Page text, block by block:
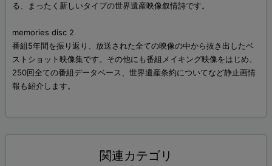
る、まったく新しいタイプの世界遺産映像叙情詩です。
memories disc 2
番組5年間を振り返り、放送された全ての映像の中から抜き出したベ
ストショット映像集です。その他にも番組メイキング映像をはじめ、
250回全ての番組データベース、世界遺産条約についてなど静止画情
報も紹介します。
関連カテゴリ